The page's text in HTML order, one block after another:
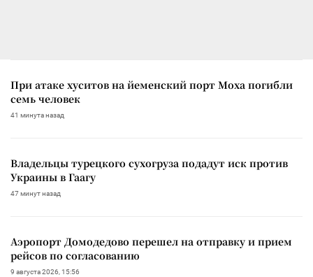
При атаке хуситов на йеменский порт Моха погибли
семь человек
41 минута назад
Владельцы турецкого сухогруза подадут иск против
Украины в Гаагу
47 минут назад
Аэропорт Домодедово перешел на отправку и прием
рейсов по согласованию
9 августа 2026, 15:56